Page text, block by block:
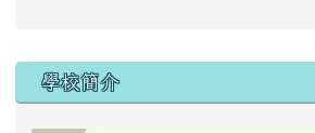
學校簡介